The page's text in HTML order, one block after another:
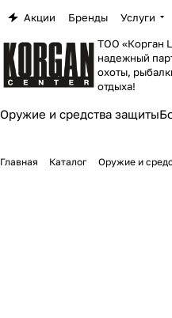
Акции Бренды Услуги
ТОО «Корган
надежный
охоты,
отдыха!
Оружие и средства защиты
Главная Каталог Оружие и